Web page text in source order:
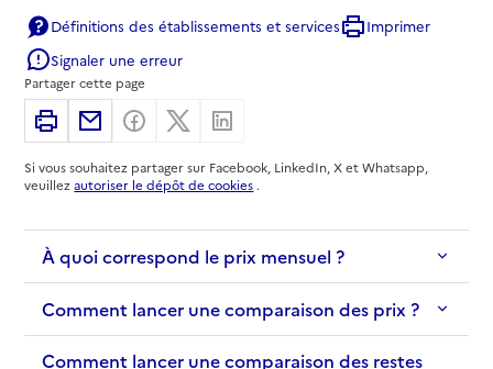
31000-Toulouse
05 34 50 80 00
Contact
Site internet
Rapport HAS
Voir les prix et prestations
Source des données : Finess n° 310785399
Mis à jour le : 27/05/2025
EHPAD Le Repos
Adresse
20 rue des Bûchers
31000-Toulouse
Définitions des établissements et services
Imprimer
Signaler une erreur
Partager cette page
ImprimerPartager par email
Partager sur Facebook
Partager sur X
Si vous souhaitez partager sur Facebook, LinkedIn, X et Whatsapp,
veuillezautoriser le dépôt de cookies .
À quoi correspond le prix mensuel ?
Comment lancer une comparaison des prix ?
Comment lancer une comparaison des restes